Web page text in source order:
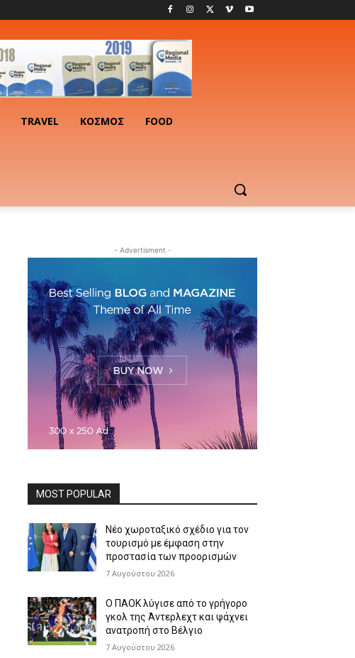
TRAVEL ΚΟΣΜΟΣ FOOD
- Advertisment -
MOST POPULAR
Νέο χωροταξικό σχέδιο για τον
τουρισμό με έμφαση στην
προστασία των προορισμών
7 Αυγούστου 2026
Ο ΠΑΟΚ λύγισε από το γρήγορο
γκολ της Άντερλεχτ και ψάχνει
ανατροπή στο Βέλγιο
7 Αυγούστου 2026